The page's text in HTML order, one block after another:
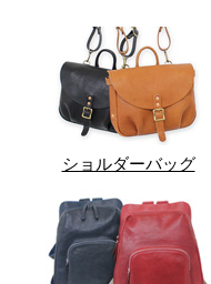
ショルダーバッグ